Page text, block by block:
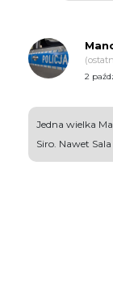
2
Jedna wielka
Siro. Nawet Sala